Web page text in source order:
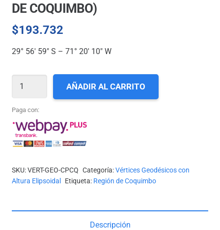
DE COQUIMBO)
$193.732
29° 56′ 59″ S – 71° 20′ 10″ W
CPCQ
MARÍTIMA
DE
COQUIMBO)
cantidad
AÑADIR AL CARRITO
Paga con:
SKU:VERT-GEO-CPCQ Categoría:Vértices Geodésicos con
Altura Elipsoidal
Etiqueta: Región de Coquimbo
Descripción